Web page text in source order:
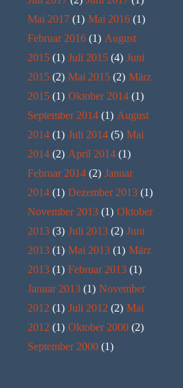
Mai 2017 (1) Mai 2016 (1)
Februar 2016 (1) August
2015 (1) Juli 2015 (4) Juni
2015 (2) Mai 2015 (2) März
2015 (1) Oktober 2014 (1)
September 2014 (1) August
2014 (1) Juli 2014 (5) Mai
2014 (2) April 2014 (1)
Februar 2014 (2) Januar
2014 (1) Dezember 2013 (1)
November 2013 (1) Oktober
2013 (3) Juli 2013 (2) Juni
2013 (1) Mai 2013 (1) März
2013 (1) Februar 2013 (1)
Januar 2013 (1) November
2012 (1) Juli 2012 (2) Mai
2012 (1) Oktober 2000 (2)
September 2000 (1)